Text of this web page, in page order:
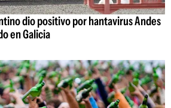
dio positivo por hantavirus Andes
en Galicia